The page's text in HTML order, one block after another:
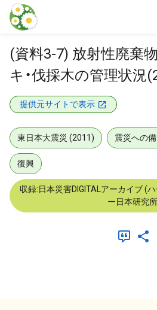
本文に飛ぶ
(資料3-7) 放射性廃棄
キ・伐採木の管理状況
提供元サイトで表示
東日本大震災 (2011) 震災への備
復興
収録:日本災害DIGITALアーカイブ (
ー日本研究